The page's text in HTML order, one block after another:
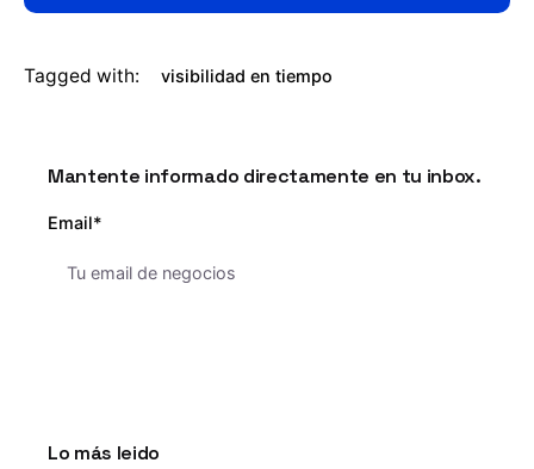
Tagged with: visibilidad en tiempo
Mantente informado directamente en tu inbox.
Email*
Lo más leido